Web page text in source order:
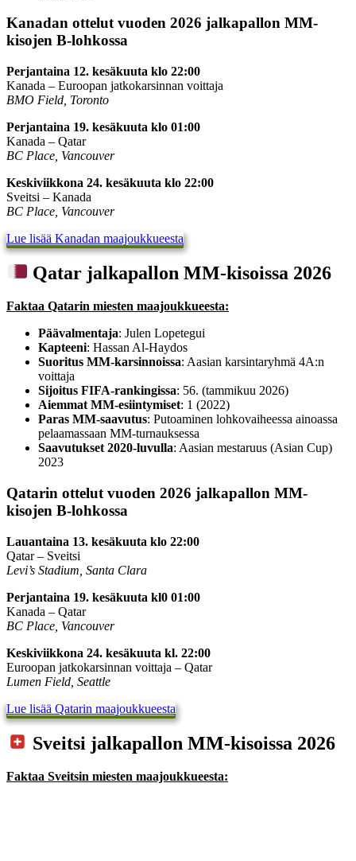
Kanadan ottelut vuoden 2026 jalkapallon MM-
kisojen B-lohkossa
Perjantaina 12. kesäkuuta klo 22:00
Kanada – Euroopan jatkokarsinnan voittaja
BMO Field, Toronto
Perjantaina 19. kesäkuuta klo 01:00
Kanada – Qatar
BC Place, Vancouver
Keskiviikkona 24. kesäkuuta klo 22:00
Sveitsi – Kanada
BC Place, Vancouver
Lue lisää Kanadan maajoukkueesta
Qatar jalkapallon MM-kisoissa 2026
Faktaa Qatarin miesten maajoukkueesta:
Päävalmentaja: Julen Lopetegui
Kapteeni: Hassan Al-Haydos
Suoritus MM-karsinnoissa: Aasian karsintaryhmä 4A:n
voittaja
Sijoitus FIFA-rankingissa: 56. (tammikuu 2026)
Aiemmat MM-esiintymiset: 1 (2022)
Paras MM-saavutus: Putoaminen lohkovaiheessa ainoassa
pelaamassaan MM-turnauksessa
Saavutukset 2020-luvulla: Aasian mestaruus (Asian Cup)
2023
Qatarin ottelut vuoden 2026 jalkapallon MM-
kisojen B-lohkossa
Lauantaina 13. kesäkuuta klo 22:00
Qatar – Sveitsi
Levi’s Stadium, Santa Clara
Perjantaina 19. kesäkuuta kl0 01:00
Kanada – Qatar
BC Place, Vancouver
Keskiviikkona 24. kesäkuuta kl. 22:00
Euroopan jatkokarsinnan voittaja – Qatar
Lumen Field, Seattle
Lue lisää Qatarin maajoukkueesta
Sveitsi jalkapallon MM-kisoissa 2026
Faktaa Sveitsin miesten maajoukkueesta: